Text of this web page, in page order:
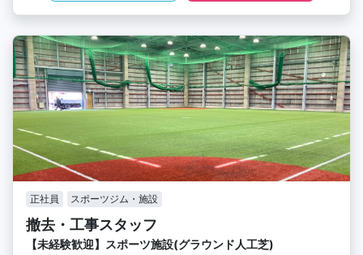
正社員 スポーツジム・施設
撤去・工事スタッフ
【未経験歓迎】スポーツ施設(グラウンド人工芝)